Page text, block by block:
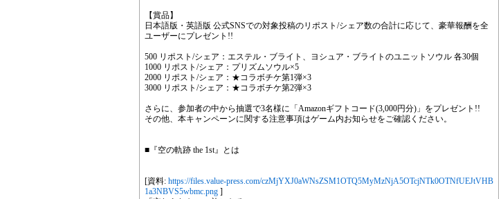
【賞品】
日本語版・英語版 公式SNSでの対象投稿のリポスト/シェア数の合計に応じて、豪華報酬を全
ユーザーにプレゼント!!
500 リポスト/シェア：エステル・ブライト、ヨシュア・ブライトのユニットソウル 各30個
1000 リポスト/シェア：プリズムソウル×5
2000 リポスト/シェア：★コラボチケ第1弾×3
3000 リポスト/シェア：★コラボチケ第2弾×3
さらに、参加者の中から抽選で3名様に「Amazonギフトコード(3,000円分)」をプレゼント!!
その他、本キャンペーンに関する注意事項はゲーム内お知らせをご確認ください。
■『空の軌跡 the 1st』とは
[資料: https://files.value-press.com/czMjYXJ0aWNsZSM1OTQ5MyMzNjA5OTcjNTk0OTNfUEJtVHB
1a3NBVS5wbmc.png ]